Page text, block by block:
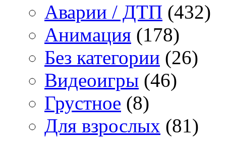
Аварии / ДТП (432)
Анимация (178)
Без категории (26)
Видеоигры (46)
Грустное (8)
Для взрослых (81)